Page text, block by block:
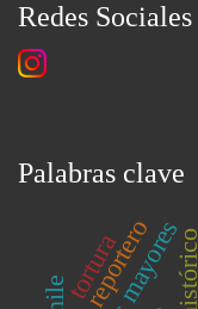
Redes Sociales
Palabras clave
reportero
tortura